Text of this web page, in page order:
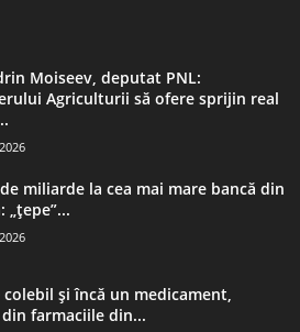
Moiseev, deputat PNL:
Agriculturii să ofere sprijin real
miliarde la cea mai mare bancă din
„țepe”...
colebil și încă un medicament,
farmaciile din...